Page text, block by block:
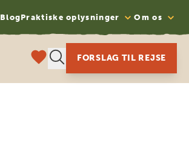
BlogPraktiske oplysninger Om os
FORSLAG TIL REJSE